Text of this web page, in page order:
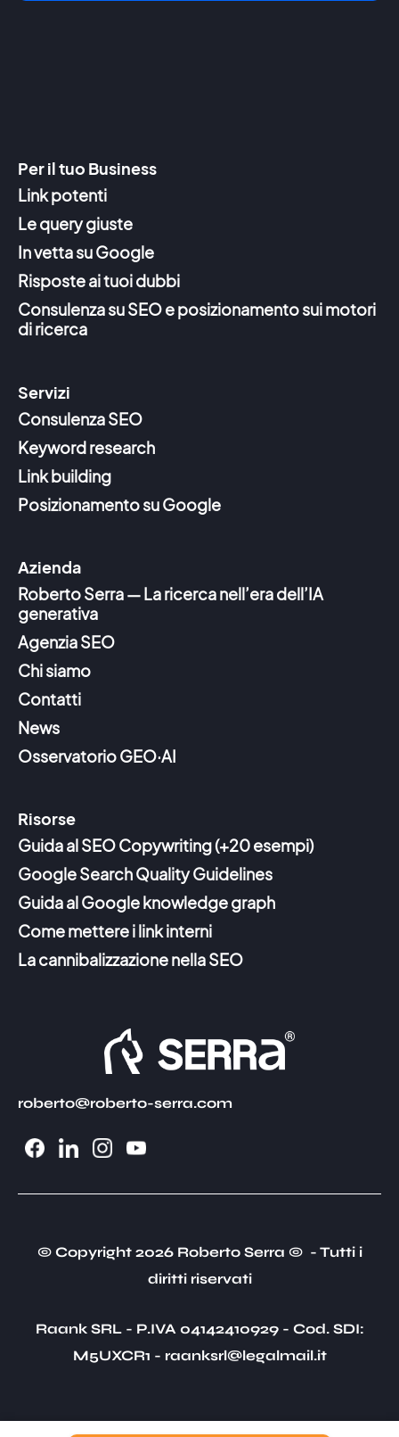
Per il tuo Business
Link potenti
Le query giuste
In vetta su Google
Risposte ai tuoi dubbi
Consulenza su SEO e posizionamento sui motori
di ricerca
Servizi
Consulenza SEO
Keyword research
Link building
Posizionamento su Google
Azienda
Roberto Serra — La ricerca nell’era dell’IA
generativa
Agenzia SEO
Chi siamo
Contatti
News
Osservatorio GEO·AI
Risorse
Guida al SEO Copywriting (+20 esempi)
Google Search Quality Guidelines
Guida al Google knowledge graph
Come mettere i link interni
La cannibalizzazione nella SEO
roberto@roberto-serra.com
© Copyright 2026 Roberto Serra © - Tutti i
diritti riservati
Raank SRL - P.IVA 04142410929 - Cod. SDI:
M5UXCR1 - raanksrl@legalmail.it